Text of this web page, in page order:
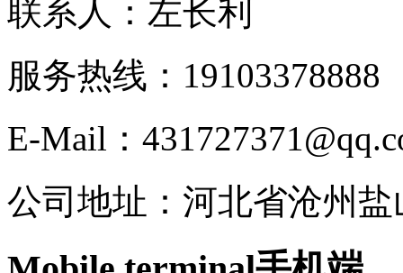
联系人：左长利
服务热线：19103378888
E-Mail：
公司地址：河北省沧州